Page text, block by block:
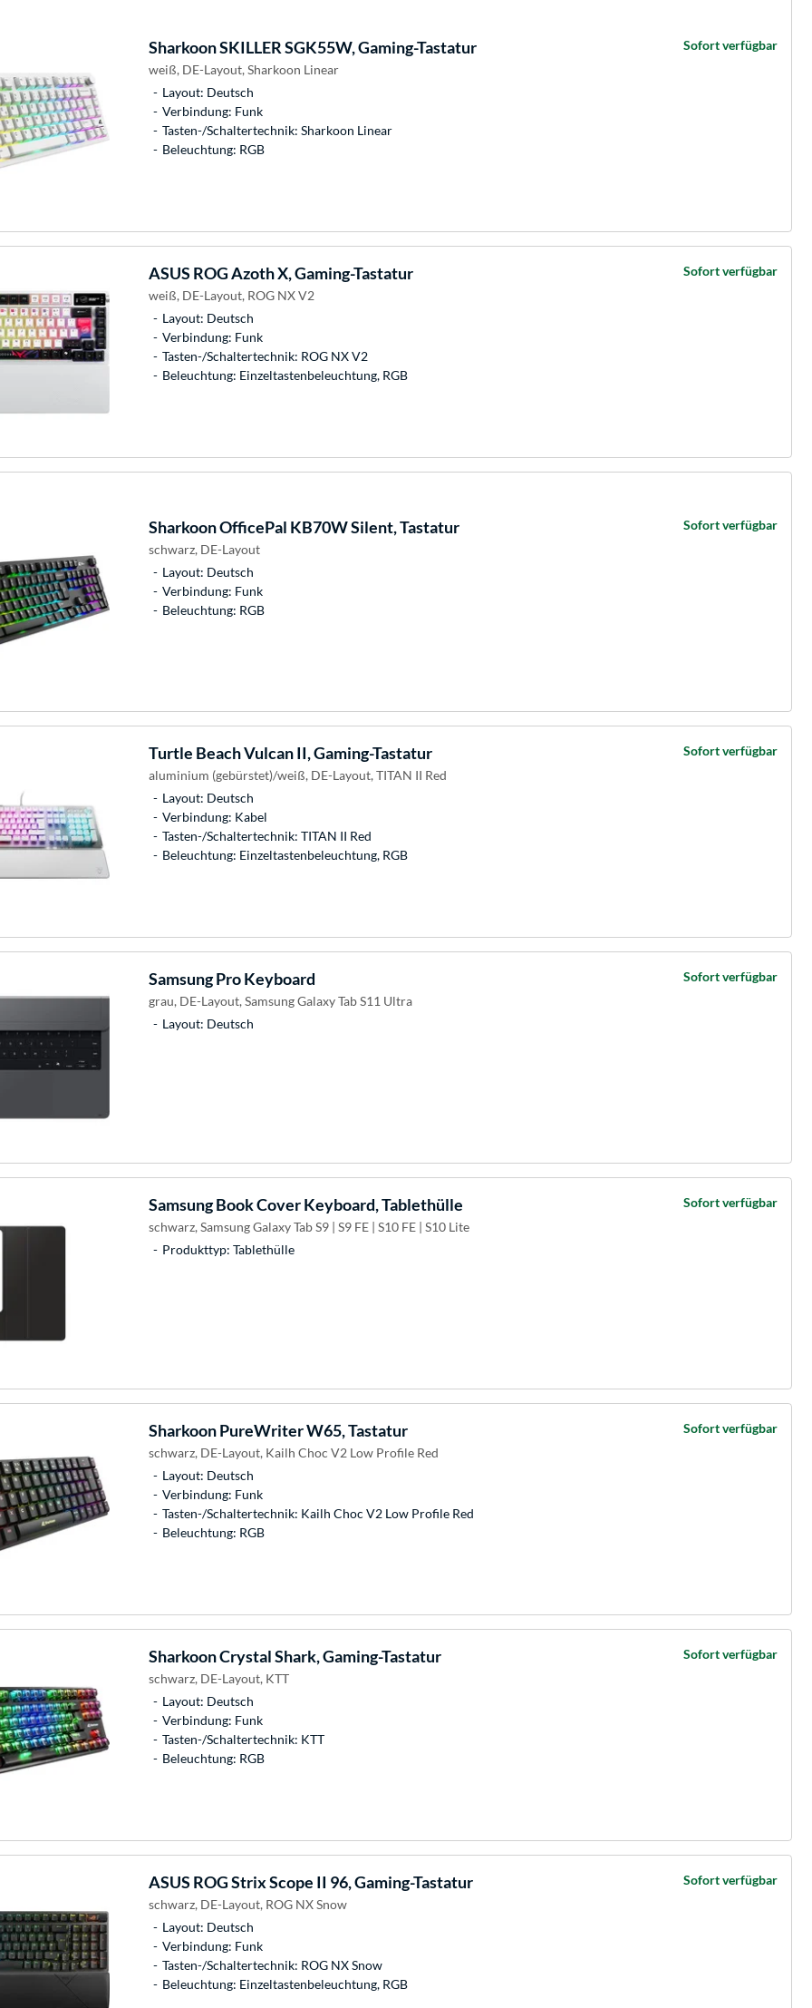
SharkoonSKILLER SGK55W, Gaming-Tastatur
weiß, DE-Layout, Sharkoon Linear
Layout: Deutsch
Verbindung: Funk
Tasten-/Schaltertechnik: Sharkoon Linear
Beleuchtung: RGB
Sofort verfügbar
ASUS ROG Azoth X, Gaming-Tastatur
weiß, DE-Layout, ROG NX V2
Layout: Deutsch
Verbindung: Funk
Tasten-/Schaltertechnik: ROG NX V2
Beleuchtung: Einzeltastenbeleuchtung, RGB
Sofort verfügbar
SharkoonOfficePal KB70W Silent, Tastatur
schwarz, DE-Layout
Layout: Deutsch
Verbindung: Funk
Beleuchtung: RGB
Sofort verfügbar
Turtle BeachVulcan II, Gaming-Tastatur
aluminium (gebürstet)/weiß, DE-Layout, TITAN II Red
Layout: Deutsch
Verbindung: Kabel
Tasten-/Schaltertechnik: TITAN II Red
Beleuchtung: Einzeltastenbeleuchtung, RGB
Sofort verfügbar
SamsungPro Keyboard
grau, DE-Layout, Samsung Galaxy Tab S11 Ultra
Layout: Deutsch
Sofort verfügbar
SamsungBook Cover Keyboard, Tablethülle
schwarz, Samsung Galaxy Tab S9 | S9 FE | S10 FE | S10 Lite
Produkttyp: Tablethülle
Sofort verfügbar
SharkoonPureWriter W65, Tastatur
schwarz, DE-Layout, Kailh Choc V2 Low Profile Red
Layout: Deutsch
Verbindung: Funk
Tasten-/Schaltertechnik: Kailh Choc V2 Low Profile Red
Beleuchtung: RGB
Sofort verfügbar
SharkoonCrystal Shark, Gaming-Tastatur
schwarz, DE-Layout, KTT
Layout: Deutsch
Verbindung: Funk
Tasten-/Schaltertechnik: KTT
Beleuchtung: RGB
Sofort verfügbar
ASUS ROG Strix Scope II 96, Gaming-Tastatur
schwarz, DE-Layout, ROG NX Snow
Layout: Deutsch
Verbindung: Funk
Tasten-/Schaltertechnik: ROG NX Snow
Beleuchtung: Einzeltastenbeleuchtung, RGB
Sofort verfügbar